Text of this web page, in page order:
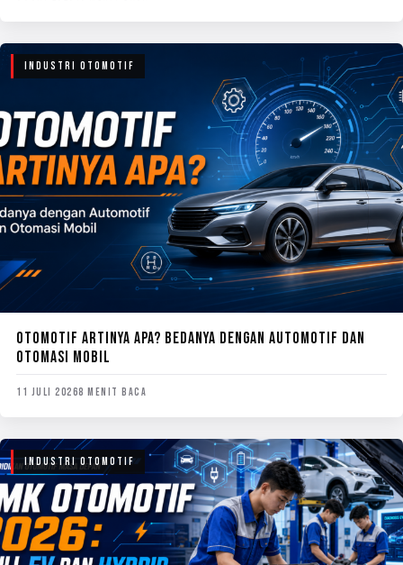
INDUSTRI OTOMOTIF
OTOMOTIF ARTINYA APA? BEDANYA DENGAN AUTOMOTIF DAN
OTOMASI MOBIL
11 JULI 20268 MENIT BACA
INDUSTRI OTOMOTIF